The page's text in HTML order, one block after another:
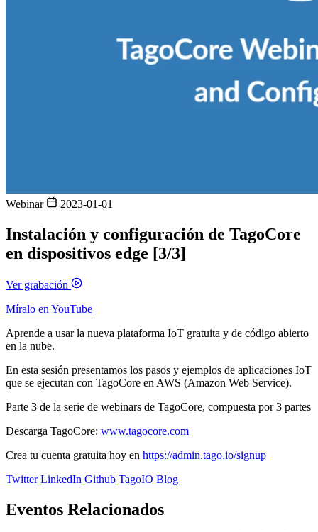
Webinar 2023-01-01
Instalación y configuración de TagoCore
en dispositivos edge [3/3]
Ver grabación
Míralo en YouTube
Aprende a usar la nueva plataforma IoT gratuita y de código abierto
en la nube.
En esta sesión presentamos los pasos y ejemplos de aplicaciones IoT
que se ejecutan con TagoCore en AWS (Amazon Web Service).
Parte 3 de la serie de webinars de TagoCore, compuesta por 3 partes
Descarga TagoCore: www.tagocore.com
Crea tu cuenta gratuita hoy en https://admin.tago.io/signup
Twitter LinkedIn Github TagoIO Blog
Eventos Relacionados